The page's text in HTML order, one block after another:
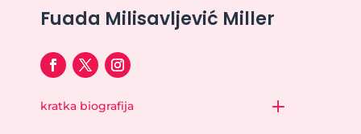
Fuada Milisavljević Miller
kratka biografija